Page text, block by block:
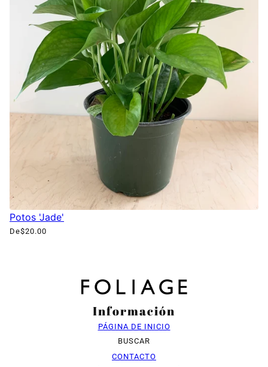
Potos 'Jade'
De$20.00
Información
PÁGINA DE INICIO
BUSCAR
CONTACTO